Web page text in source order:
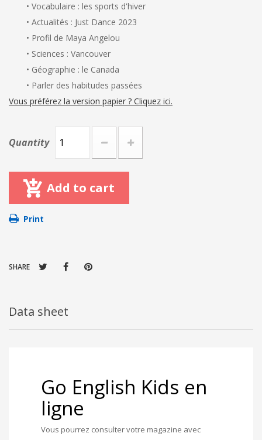
• Vocabulaire : les sports d'hiver
• Actualités : Just Dance 2023
• Profil de Maya Angelou
• Sciences : Vancouver
• Géographie : le Canada
• Parler des habitudes passées
Vous préférez la version papier ? Cliquez ici.
Quantity
Add to cart
Print
SHARE
Data sheet
Go English Kids en
ligne
Vous pourrez consulter votre magazine avec